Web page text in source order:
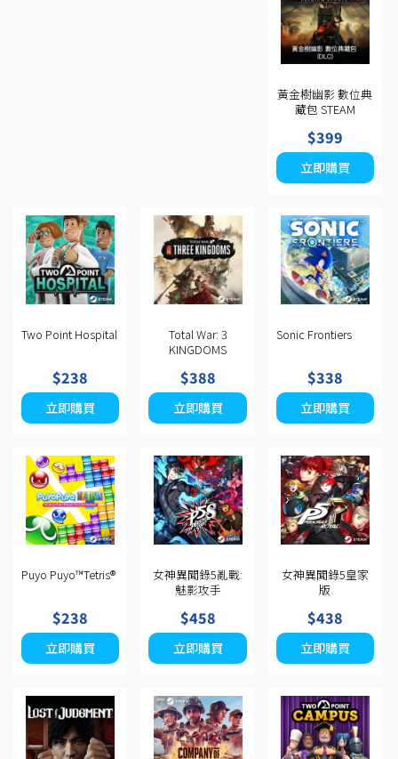
黃金樹幽影 數位典
藏包 STEAM
$399
立即購買
Two Point Hospital
$238
立即購買
Total War: 3
KINGDOMS
$388
立即購買
Sonic Frontiers
$338
立即購買
Puyo Puyo™Tetris®
$238
立即購買
女神異聞錄5亂戰:
魅影攻手
$458
立即購買
女神異聞錄5皇家
版
$438
立即購買